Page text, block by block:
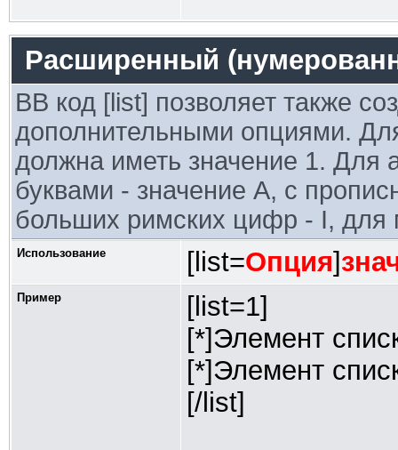
Расширенный
BB код [list] позволяет также
дополнительными опциями.
должна иметь значение 1. Для
буквами - значение A, с
больших римских цифр - I, для
Использование [list=Опция]
Пример
[list=1]
[*]Элемент
[*]Элемент
[/list]